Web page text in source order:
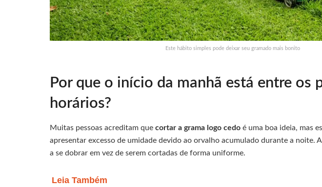
Este hábito simples pode deixar seu gramado mais bonito
Por que o início da manhã está entre os
horários?
Muitas pessoas acreditam que cortar a grama logo cedo é uma boa ideia, mas
apresentar excesso de umidade devido ao orvalho acumulado durante a noite.
a se dobrar em vez de serem cortadas de forma uniforme.
Leia Também